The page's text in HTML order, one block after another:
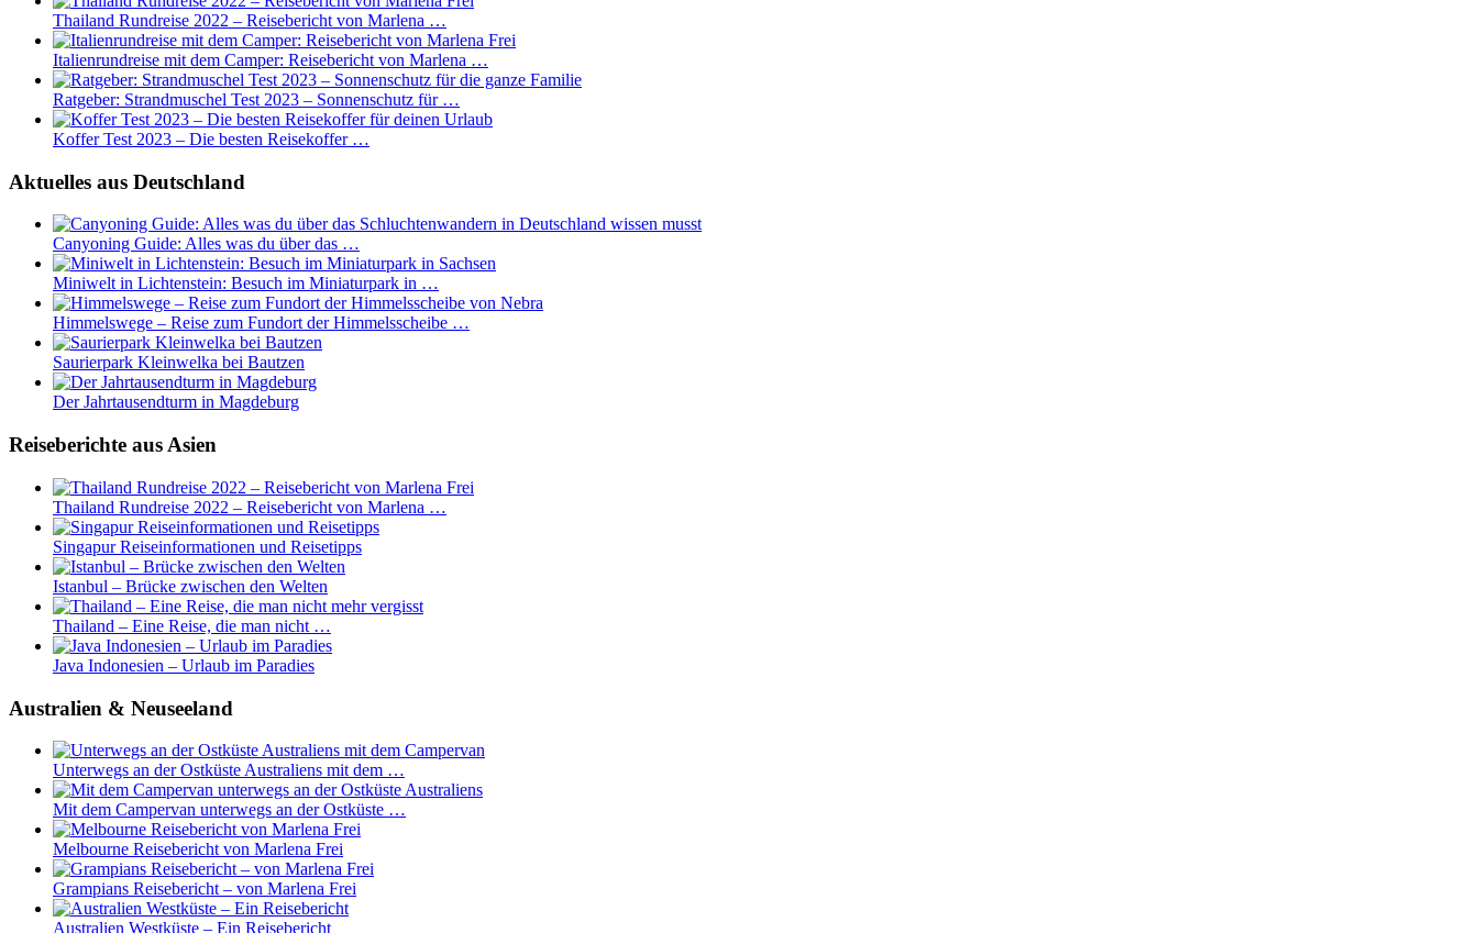
Thailand Rundreise 2022 – Reisebericht von Marlena …
Italienrundreise mit dem Camper: Reisebericht von Marlena …
Ratgeber: Strandmuschel Test 2023 – Sonnenschutz für …
Koffer Test 2023 – Die besten Reisekoffer …
Aktuelles aus Deutschland
Canyoning Guide: Alles was du über das …
Miniwelt in Lichtenstein: Besuch im Miniaturpark in …
Himmelswege – Reise zum Fundort der Himmelsscheibe …
Saurierpark Kleinwelka bei Bautzen
Der Jahrtausendturm in Magdeburg
Reiseberichte aus Asien
Thailand Rundreise 2022 – Reisebericht von Marlena …
Singapur Reiseinformationen und Reisetipps
Istanbul – Brücke zwischen den Welten
Thailand – Eine Reise, die man nicht …
Java Indonesien – Urlaub im Paradies
Australien & Neuseeland
Unterwegs an der Ostküste Australiens mit dem …
Mit dem Campervan unterwegs an der Ostküste …
Melbourne Reisebericht von Marlena Frei
Grampians Reisebericht – von Marlena Frei
Australien Westküste – Ein Reisebericht